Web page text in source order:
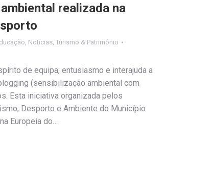
realizada na
, Notícias, Turismo & Património
de equipa, entusiasmo e interajuda a
(sensibilização ambiental com
Esta iniciativa organizada pelos
Desporto e Ambiente do Município
Europeia do…